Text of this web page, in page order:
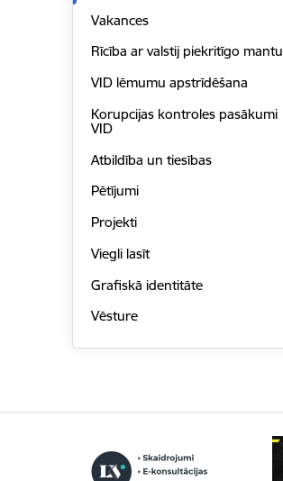
Vakances
Rīcība ar valstij piekritīgo mantu
VID lēmumu apstrīdēšana
Korupcijas kontroles pasākumi
VID
Atbildība un tiesības
Pētījumi
Projekti
Viegli lasīt
Grafiskā identitāte
Vēsture